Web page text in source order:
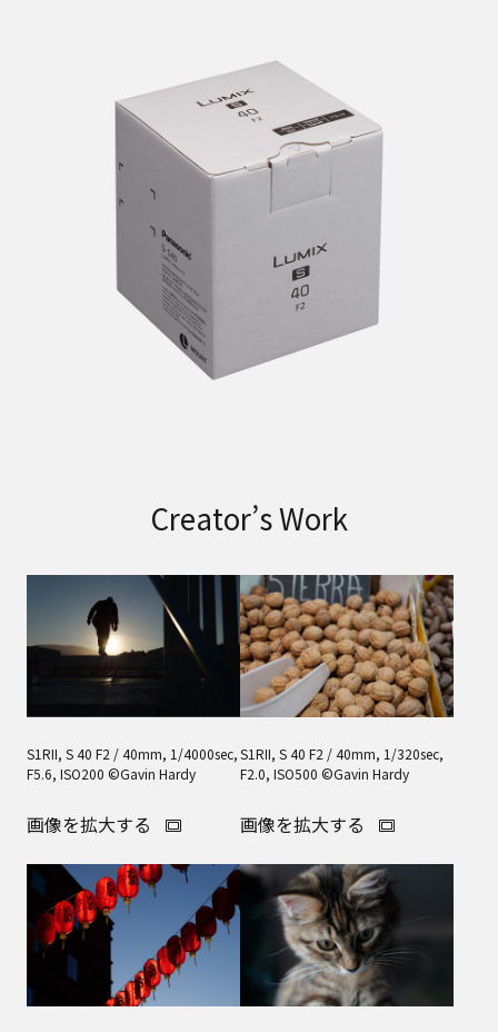
Creator’s Work
S1RII, S 40 F2 / 40mm, 1/4000sec,
F5.6, ISO200 ©Gavin Hardy
画像を拡大する
S1RII, S 40 F2 / 40mm, 1/320sec,
F2.0, ISO500 ©Gavin Hardy
画像を拡大する